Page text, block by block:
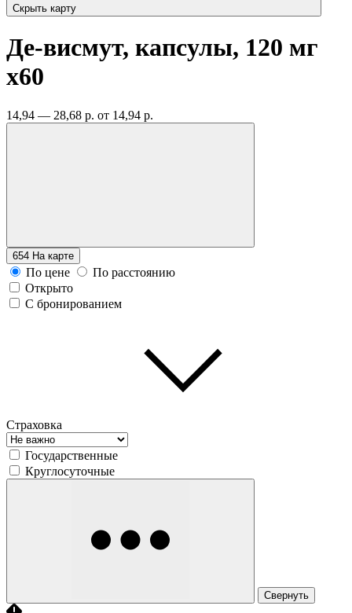
Скрыть карту
Де-висмут, капсулы, 120 мг
x60
14,94 — 28,68 р. от 14,94 р.
654 На карте
По цене
По расстоянию
Открыто
С бронированием
Страховка
Государственные
Круглосуточные
Свернуть